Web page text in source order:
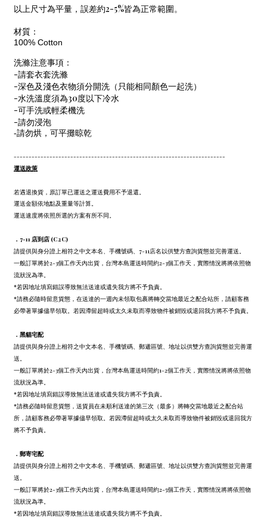
以上尺寸為平量，誤差約2-5%皆為正常範圍。
材質：
100% Cotton
洗滌注意事項：
-請套衣套洗滌
-深色及淺色衣物須分開洗（只能相同顏色一起洗）
-水洗溫度須為30度以下冷水
-可手洗或輕柔機洗
-請勿浸泡
-請勿烘，可平攤晾乾
-----------------------------------------------------------------------
運送政策
若遇退換貨，原訂單已運送之運送費用不予退還。
運送金額依地點及重量等計算。
運送速度將依照所選的方案有所不同。
．7-11 店到店 (C2C)
請提供與身分證上相符之中文本名、手機號碼、7-11店名以供雙方查詢貨態並完善運送。
一般訂單將於2-3個工作天內出貨，台灣本島運送時間約2-3個工作天，實際情況將將依照物
流狀況為準。
*若因地址填寫錯誤導致無法送達或遺失我方將不予負責。
*請務必隨時留意貨態，在送達的一週內未領取包裹將轉交當地最近之配合站所，請顧客務
必帶著單據儘早領取。若因滯留超時或太久未取而導致物件被銷毀或退回我方將不予負責。
． 黑貓宅配
請提供與身分證上相符之中文本名、手機號碼、郵遞區號、地址以供雙方查詢貨態並完善運
送。
一般訂單將於2-3個工作天內出貨，台灣本島運送時間約1-2個工作天，實際情況將將依照物
流狀況為準。
*若因地址填寫錯誤導致無法送達或遺失我方將不予負責。
*請務必隨時留意貨態，送貨員在未順利送達的第三次（最多）將轉交當地最近之配合站
所，請顧客務必帶著單據儘早領取。若因滯留超時或太久未取而導致物件被銷毀或退回我方
將不予負責。
． 郵寄宅配
請提供與身分證上相符之中文本名、手機號碼、郵遞區號、地址以供雙方查詢貨態並完善運
送。
一般訂單將於2-3個工作天內出貨，台灣本島運送時間約2-5個工作天，實際情況將將依照物
流狀況為準。
*若因地址填寫錯誤導致無法送達或遺失我方將不予負責。